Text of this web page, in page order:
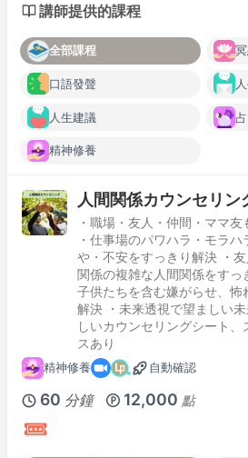
講師提供的課程
全部課程
口語發聲
人生建議
精神修養
人間関係カウンセリ
・職場・友人・仲間・ママ
・仕事場のパワハラ・モラ
や・不安をすっきり解決 ・
関係の複雑な人間関係をすっ
子供たちを含む嫌がらせ、怖
解決 ・未来透視で望ましい
しいカウンセリングシート
スあり
精神修養 自動確認
60 分鐘 12,000 點